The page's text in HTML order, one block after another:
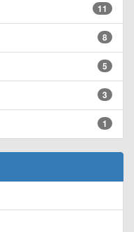
11
8
5
3
1